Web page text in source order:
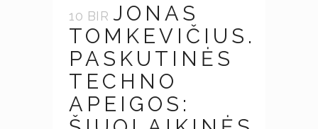
10 BIR JONAS
TOMKEVIČIUS.
PASKUTINĖS
TECHNO
APEIGOS: